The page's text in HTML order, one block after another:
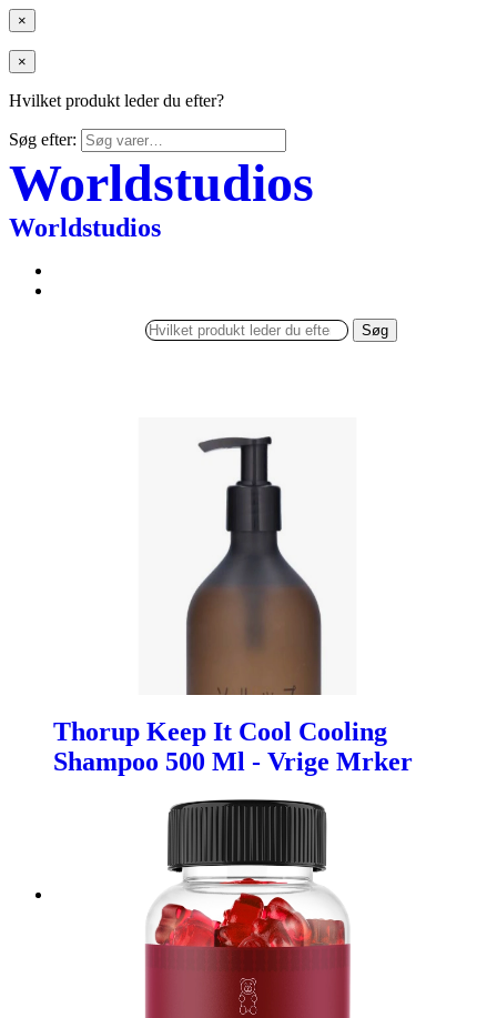
×
×
Hvilket produkt leder du efter?
Søg efter:
Worldstudios
Worldstudios
Søg
Thorup Keep It Cool Cooling
Shampoo 500 Ml - Vrige Mrker